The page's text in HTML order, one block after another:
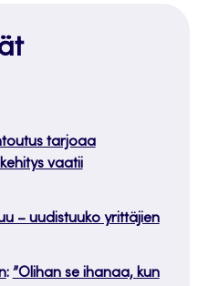
tarjoaa
vaatii
– uudistuuko yrittäjien
: ”Olihan se ihanaa, kun